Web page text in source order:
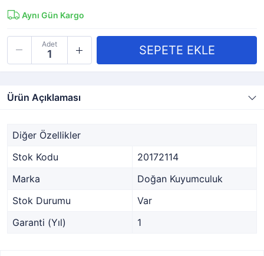
Aynı Gün Kargo
Adet
Ürün Açıklaması
Diğer Özellikler
Stok Kodu
20172114
Marka
Doğan Kuyumculuk
Stok Durumu
Var
Garanti (Yıl)
1